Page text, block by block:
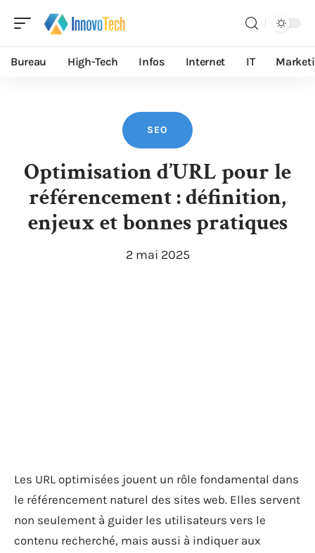
Bureau High-Tech Infos Internet IT
SEO
Optimisation d’URL pour le
référencement : définition,
enjeux et bonnes pratiques
2 mai 2025
Les URL optimisées jouent un rôle fondamental dans
le référencement naturel des sites web. Elles servent
non seulement à guider les utilisateurs vers le
contenu recherché, mais aussi à indiquer aux